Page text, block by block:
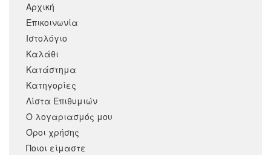
Αρχική
Επικοινωνία
Ιστολόγιο
Καλάθι
Κατάστημα
Κατηγορίες
Λίστα Επιθυμιών
Ο λογαριασμός μου
Όροι χρήσης
Ποιοι είμαστε